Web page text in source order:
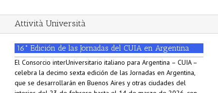
Attività Università
16° Edición de las Jornadas del CUIA en Argentina
El Consorcio interUniversitario italiano para Argentina – CUIA –
celebra la decimo sexta edición de las Jornadas en Argentina,
que se desarrollarán en Buenos Aires y otras ciudades del